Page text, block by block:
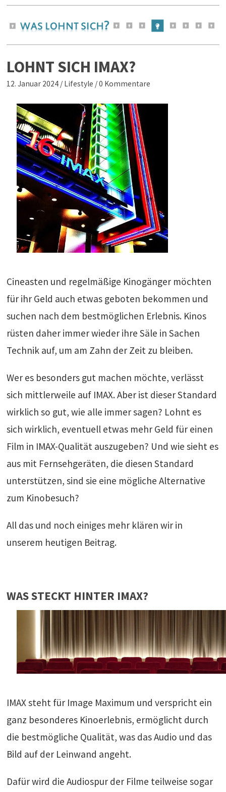
LOHNT SICH IMAX?
12. Januar 2024 / Lifestyle /0 Kommentare
Cineasten und regelmäßige Kinogänger möchten
für ihr Geld auch etwas geboten bekommen und
suchen nach dem bestmöglichen Erlebnis. Kinos
rüsten daher immer wieder ihre Säle in Sachen
Technik auf, um am Zahn der Zeit zu bleiben.
Wer es besonders gut machen möchte, verlässt
sich mittlerweile auf IMAX. Aber ist dieser Standard
wirklich so gut, wie alle immer sagen? Lohnt es
sich wirklich, eventuell etwas mehr Geld für einen
Film in IMAX-Qualität auszugeben? Und wie sieht es
aus mit Fernsehgeräten, die diesen Standard
unterstützen, sind sie eine mögliche Alternative
zum Kinobesuch?
All das und noch einiges mehr klären wir in
unserem heutigen Beitrag.
WAS STECKT HINTER IMAX?
IMAX steht für Image Maximum und verspricht ein
ganz besonderes Kinoerlebnis, ermöglicht durch
die bestmögliche Qualität, was das Audio und das
Bild auf der Leinwand angeht.
Dafür wird die Audiospur der Filme teilweise sogar